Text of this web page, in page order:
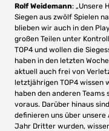
Rolf Weidemann: „Unsere
Siegen aus zwölf Spielen
blieben wir auch in den
großen Teilen unter
TOP4 und wollen die
haben in den letzten
aktuell auch frei von
letztjährigen TOP4 wissen
haben den anderen
voraus. Darüber hinaus
definieren uns über
Jahr Dritter wurden,